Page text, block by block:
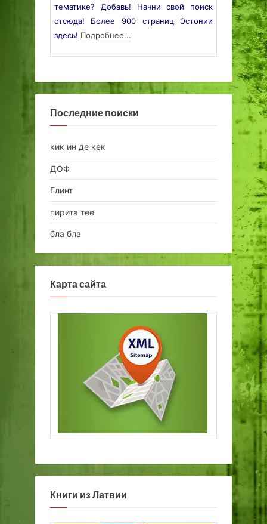
тематике? Добавь! Начни свой поиск
отсюда! Более 900 страниц Эстонии
здесь! Подробнее...
Последние поиски
кик ин де кек
ДОФ
Глинт
пирита тее
бла бла
Карта сайта
Книги из Латвии